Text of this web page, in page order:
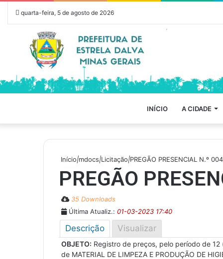
quarta-feira, 5 de agosto de 2026
INÍCIO A CIDADE
Início|mdocs|Licitação|PREGÃO PRESENCIAL N.º
PREGÃO
35 Downloads
Última Atualiz.: 01-03-2023 17:40
Descrição Visualizar
OBJETO: Registro de preços, pelo período de
de MATERIAL DE LIMPEZA E PRODUÇÃO DE